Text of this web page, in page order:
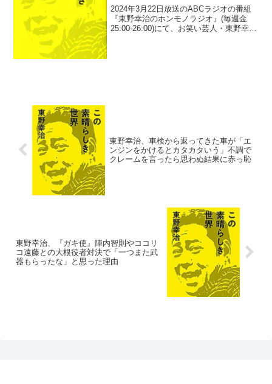
ってショック「聞きたくなかっ
た…」
2024年3月22日放送のABCラジオの番組
『東野幸治のホンモノラジオ』(毎週金
25:00-26:00)にて、お笑い芸人・東野幸治
東野幸治、車検から返ってきた車が「エ
ンジンをかけるとカタカタいう」不調で
クレームを言ったら思わぬ結果に赤っ恥
東野幸治、『ガキ使』陣内智則やココリ
コ遠藤との大根役者対決で「一つまた武
器もらったな」と思った理由